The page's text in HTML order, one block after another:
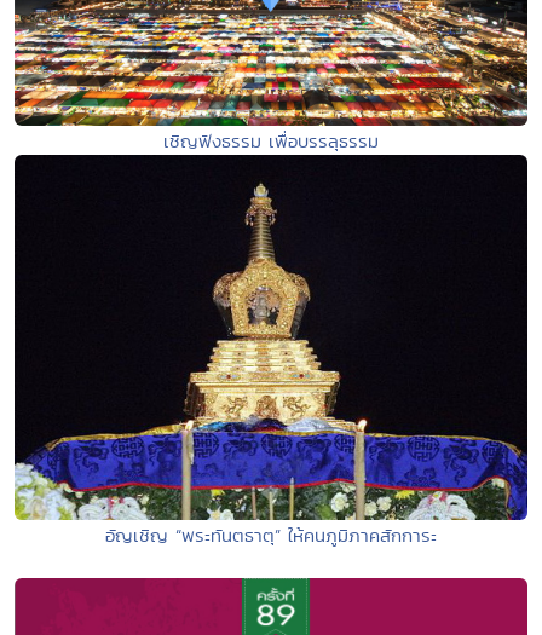
เชิญฟังธรรม เพื่อบรรลุธรรม
อัญเชิญ “พระทันตธาตุ” ให้คนภูมิภาคสักการะ